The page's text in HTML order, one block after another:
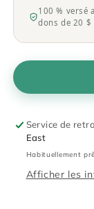
100 % versé
dons de 20 $
Service de
East
Habituellement
Afficher les